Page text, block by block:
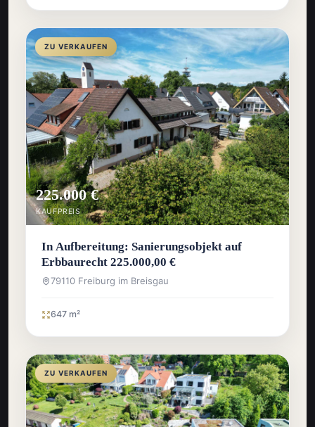
ZU VERKAUFEN
225.000 €
KAUFPREIS
In Aufbereitung: Sanierungsobjekt auf
Erbbaurecht 225.000,00 €
79110 Freiburg im Breisgau
647 m²
ZU VERKAUFEN